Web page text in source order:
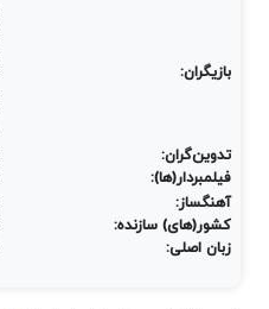
بازیگران:
تدوین‌گران:
فیلمبردار(ها):
آهنگساز:
کشور(های) سازنده:
زبان اصلی: